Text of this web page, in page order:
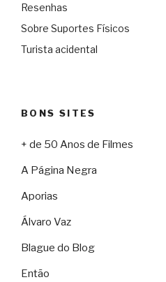
Resenhas
Sobre Suportes Físicos
Turista acidental
BONS SITES
+ de 50 Anos de Filmes
A Página Negra
Aporias
Álvaro Vaz
Blague do Blog
Então